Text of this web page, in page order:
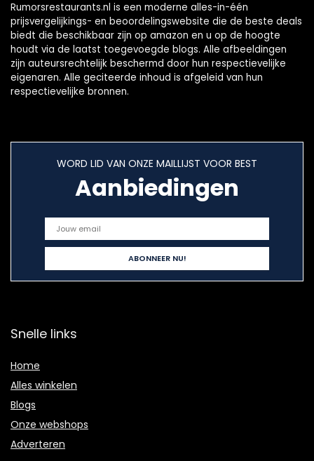
Rumorsrestaurants.nl is een moderne alles-in-één
prijsvergelijkings- en beoordelingswebsite die de beste deals
biedt die beschikbaar zijn op amazon en u op de hoogte
houdt via de laatst toegevoegde blogs. Alle afbeeldingen
zijn auteursrechtelijk beschermd door hun respectievelijke
eigenaren. Alle geciteerde inhoud is afgeleid van hun
respectievelijke bronnen.
WORD LID VAN ONZE MAILLIJST VOOR BEST
Aanbiedingen
Snelle links
Home
Alles winkelen
Blogs
Onze webshops
Adverteren